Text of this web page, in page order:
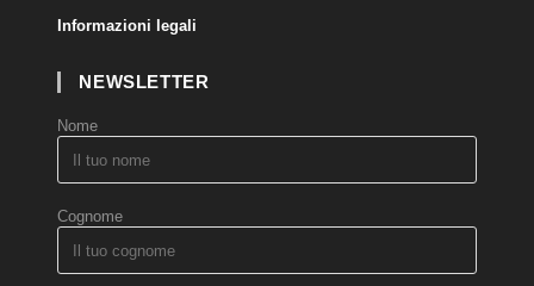
Informazioni legali
NEWSLETTER
Nome
Cognome